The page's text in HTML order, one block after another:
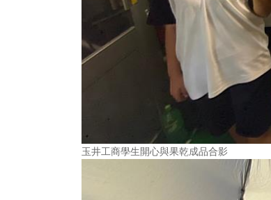
玉井工商學生開心與果乾成品合影